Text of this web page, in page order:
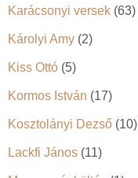
Karácsonyi versek (63)
Károlyi Amy (2)
Kiss Ottó (5)
Kormos István (17)
Kosztolányi Dezső (10)
Lackfi János (11)